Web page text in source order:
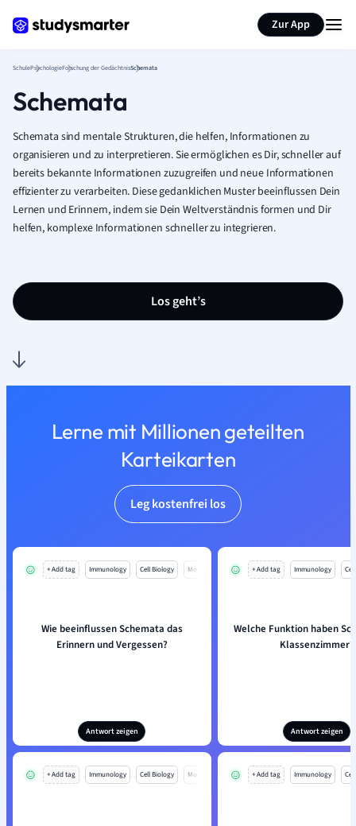
Zur App
SchulePsychologieForschung der GedächtnisSchemata
Schemata
Schemata sind mentale Strukturen, die helfen, Informationen zu
organisieren und zu interpretieren. Sie ermöglichen es Dir, schneller auf
bereits bekannte Informationen zuzugreifen und neue Informationen
effizienter zu verarbeiten. Diese gedanklichen Muster beeinflussen Dein
Lernen und Erinnern, indem sie Dein Weltverständnis formen und Dir
helfen, komplexe Informationen schneller zu integrieren.
Los geht’s
Lerne mit Millionen geteilten
Karteikarten
Leg kostenfrei los
+ Add tag Immunology Cell Biology Mo
Wie beeinflussen Schemata das
Erinnern und Vergessen?
Antwort zeigen
+ Add tag Immunology
Welche Funktion haben
Klassenzimmer?
Antwort zeigen
+ Add tag Immunology Cell Biology Mo + Add tag Immunology
Seite zusammenfassen